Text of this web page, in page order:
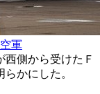
軍
西側から受けたＦ
かにした。